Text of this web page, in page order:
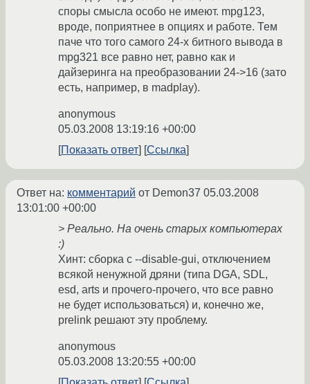
споры смысла особо не имеют. mpg123,
вроде, поприятнее в опциях и работе. Тем
паче что того самого 24-х битного вывода в
mpg321 все равно нет, равно как и
дайзеринга на преобразовании 24->16 (зато
есть, например, в madplay).
anonymous
05.03.2008 13:19:16 +00:00
Показать ответ
Ссылка
Ответ на: комментарий от Demon37 05.03.2008
13:01:00 +00:00
> Реально. На очень старых компьютерах
:)
Хинт: сборка с --disable-gui, отключением
всякой ненужной дряни (типа DGA, SDL,
esd, arts и прочего-прочего, что все равно
не будет использоваться) и, конечно же,
prelink решают эту проблему.
anonymous
05.03.2008 13:20:55 +00:00